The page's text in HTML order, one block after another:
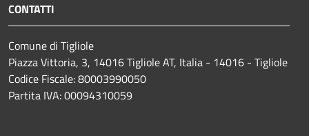
CONTATTI
Comune di Tigliole
Piazza Vittoria, 3, 14016 Tigliole AT, Italia - 14016 - Tigliole
Codice Fiscale: 80003990050
Partita IVA: 00094310059